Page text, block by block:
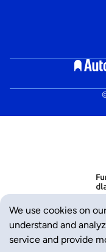
We use cookies on
understand and
service and provide